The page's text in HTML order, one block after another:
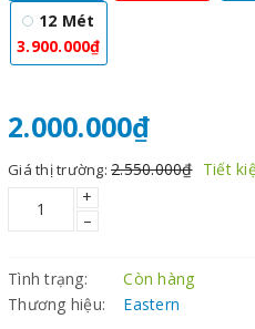
12 Mét
3.900.000₫
2.000.000₫
Giá thị trường: 2.550.000₫ Tiết
+
–
Tình trạng:
Còn hàng
Thương hiệu:
Eastern